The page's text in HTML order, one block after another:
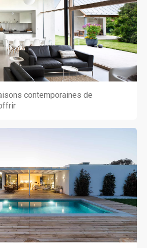
bucolique et vie pratique au
contemporaines de